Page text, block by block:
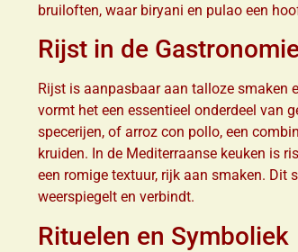
bruiloften, waar biryani en pulao een
Rijst in de
Rijst is aanpasbaar aan talloze smaken
vormt het een essentieel onderdeel van
specerijen, of arroz con pollo, een
kruiden. In de Mediterraanse keuken is
een romige textuur, rijk aan smaken.
weerspiegelt en verbindt.
Rituelen en Symboliek